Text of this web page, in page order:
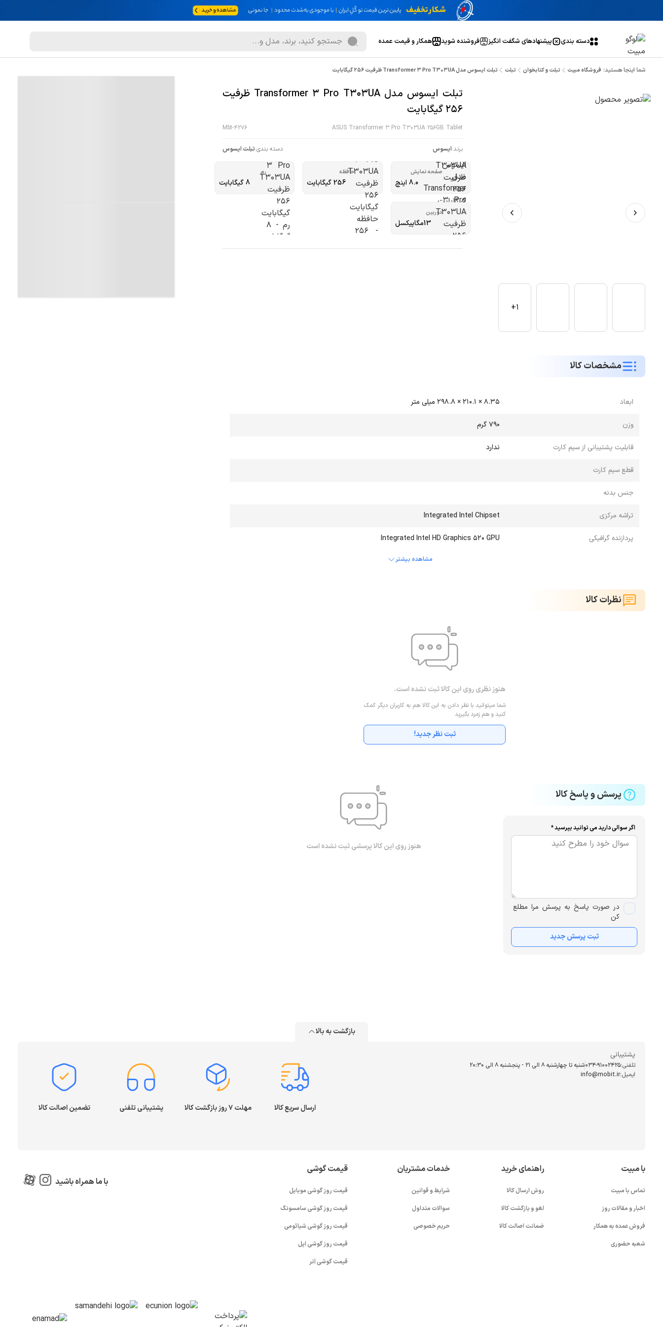
دسته بندی پیشنهاد‌های شگفت انگیز فروشنده شوید همکار و قیمت عمده
شما اینجا هستید: فروشگاه مبیت تبلت و کتابخوان تبلت تبلت ایسوس مدل Transformer 3 Pro T303UA ظرفیت 256 گیگابایت
1+
تبلت ایسوس مدل Transformer 3 Pro T303UA ظرفیت
256 گیگابایت
ASUS Transformer 3 Pro T303UA 256GB Tablet
Mbt-4276
برند:ایسوس دسته بندی:تبلت ایسوس
صفحه نمایش
8.0 اینچ
حافظه
256 گیگابایت
رم
8 گیگابایت
دوربین
13مگاپیکسل
مشخصات کالا
ابعاد 8.35 × 210.1 × 298.8 میلی متر
وزن 790 گرم
قابلیت پشتیبانی از سیم کارت ندارد
قطع سیم کارت
جنس بدنه
تراشه مرکزی Integrated Intel Chipset
پردازنده گرافیکی Integrated Intel HD Graphics 520 GPU
مشاهده بیشتر
نظرات کالا
هنوز نظری روی این کالا ثبت نشده است.
شما میتوانید با نظر دادن به این کالا هم به کاربران دیگر کمک
کنید و هم زمرد بگیرید
ثبت نظر جدید!
پرسش و پاسخ کالا
اگر سوالی دارید می توانید بپرسید *
در صورت پاسخ به پرسش مرا مطلع
کن
ثبت پرسش جدید
هنوز روی این کالا پرسشی ثبت نشده است
بازگشت به بالا
پشتیبانی
تلفنی:034-91002425شنبه تا چهارشنبه ۸ الی ۲۱ - پنجشنبه 8 الی ۲۰:۳۰
ایمیل:info@mobit.ir
ارسال سریع کالا مهلت ۷ روز بازگشت کالا پشتیبانی تلفنی تضمین اصالت کالا
با مبیت
تماس با مبیت
اخبار و مقالات روز
فروش عمده به همکار
شعبه حضوری
راهنمای خرید
روش ارسال کالا
لغو و بازگشت کالا
ضمانت اصالت کالا
خدمات مشتریان
شرایط و قوانین
سوالات متداول
حریم خصوصی
قیمت گوشی
قیمت روز گوشی موبایل
قیمت روز گوشی سامسونگ
قیمت روز گوشی شیائومی
قیمت روز گوشی اپل
قیمت گوشی آنر
با ما همراه باشید